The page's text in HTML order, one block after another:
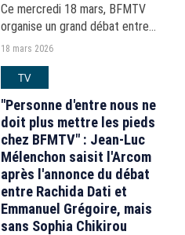
Ce mercredi 18 mars, BFMTV
organise un grand débat entre
Emmanuel Grégoire, Rachida Dati,
initialement pas y participer.
18 mars 2026
TV
"Personne d'entre nous ne
doit plus mettre les pieds
chez BFMTV" : Jean-Luc
Mélenchon saisit l'Arcom
après l'annonce du débat
entre Rachida Dati et
Emmanuel Grégoire, mais
sans Sophia Chikirou